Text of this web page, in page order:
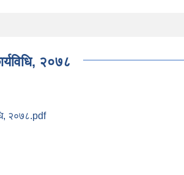
२०७८
२०७८.pdf